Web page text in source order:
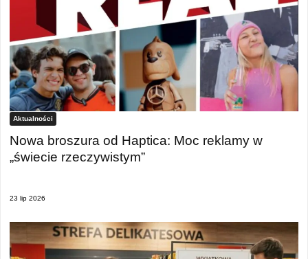
Aktualności
Nowa broszura od Haptica: Moc reklamy w
„świecie rzeczywistym”
23 lip 2026